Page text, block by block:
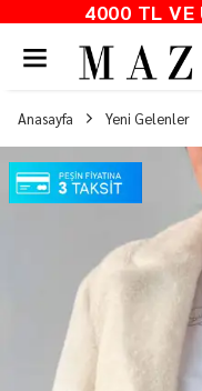
4000 TL VE
Anasayfa Yeni Gelenler